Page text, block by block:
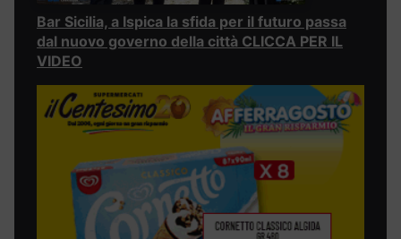
Bar Sicilia, a Ispica la sfida per il futuro passa
dal nuovo governo della città CLICCA PER IL
VIDEO